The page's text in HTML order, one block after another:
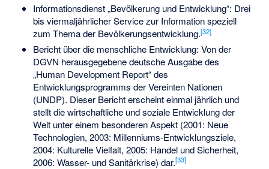
Informationsdienst „Bevölkerung und Entwicklung“: Drei
bis viermaljährlicher Service zur Information speziell
zum Thema der Bevölkerungsentwicklung.[32]
Bericht über die menschliche Entwicklung: Von der
DGVN herausgegebene deutsche Ausgabe des
„Human Development Report“ des
Entwicklungsprogramms der Vereinten Nationen
(UNDP). Dieser Bericht erscheint einmal jährlich und
stellt die wirtschaftliche und soziale Entwicklung der
Welt unter einem besonderen Aspekt (2001: Neue
Technologien, 2003: Millenniums-Entwicklungsziele,
2004: Kulturelle Vielfalt, 2005: Handel und Sicherheit,
2006: Wasser- und Sanitärkrise) dar.[33]